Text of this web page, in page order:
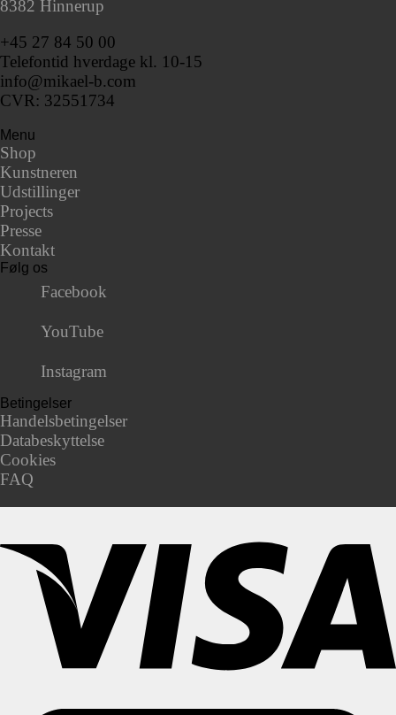
8382 Hinnerup
+45 27 84 50 00
Telefontid hverdage kl. 10-15
info@mikael-b.com
CVR: 32551734
Menu
Shop
Kunstneren
Udstillinger
Projects
Presse
Kontakt
Følg os
Facebook
YouTube
Instagram
Betingelser
Handelsbetingelser
Databeskyttelse
Cookies
FAQ